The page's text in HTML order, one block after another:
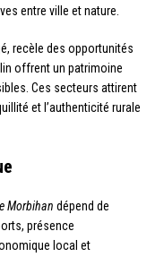
entre ville et nature.
recèle des opportunités
offrent un patrimoine
Ces secteurs attirent
et l’authenticité rurale
Morbihan dépend de
présence
local et